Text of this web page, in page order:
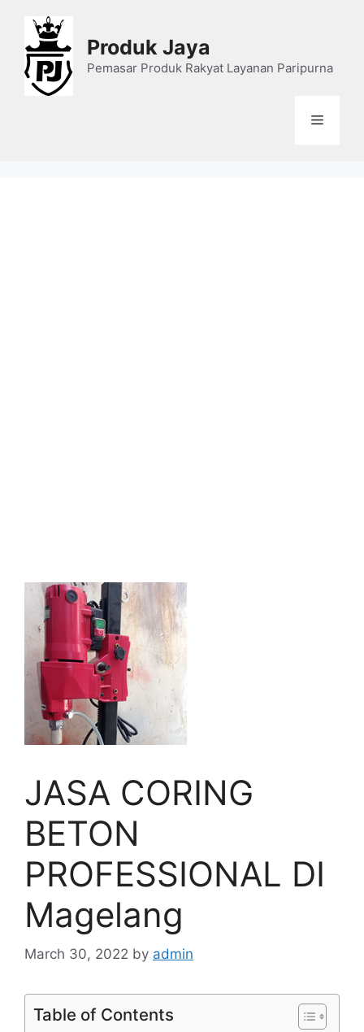
content
Produk Jaya
Pemasar Produk Rakyat Layanan Paripurna
Menu
JASA CORING
BETON
PROFESSIONAL DI
Magelang
March 30, 2022 by admin
Table of Contents